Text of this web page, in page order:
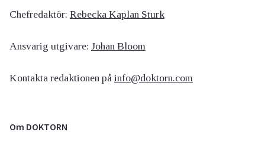
Chefredaktör: Rebecka Kaplan Sturk
Ansvarig utgivare: Johan Bloom
Kontakta redaktionen på info@doktorn.com
Om DOKTORN